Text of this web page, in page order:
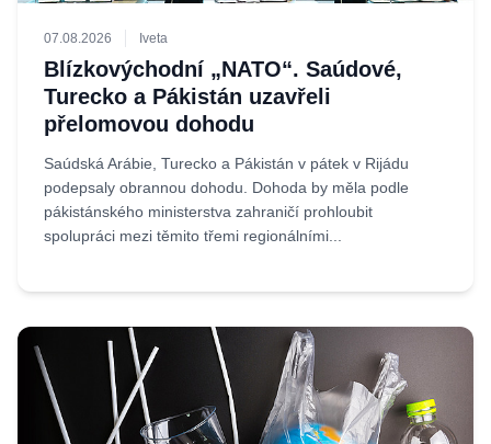
07.08.2026 Iveta
Blízkovýchodní „NATO“. Saúdové,
Turecko a Pákistán uzavřeli
přelomovou dohodu
Saúdská Arábie, Turecko a Pákistán v pátek v Rijádu
podepsaly obrannou dohodu. Dohoda by měla podle
pákistánského ministerstva zahraničí prohloubit
spolupráci mezi těmito třemi regionálními...